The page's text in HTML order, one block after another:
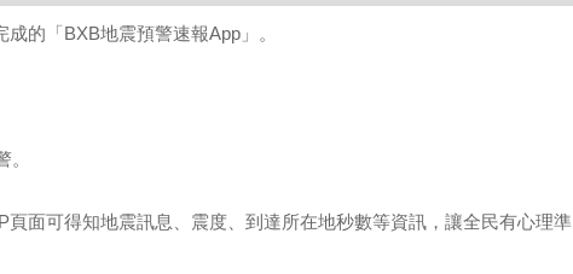
的「BXB地震預警速報App」。
面可得知地震訊息、震度、到達所在地秒數等資訊，讓全民有心理準